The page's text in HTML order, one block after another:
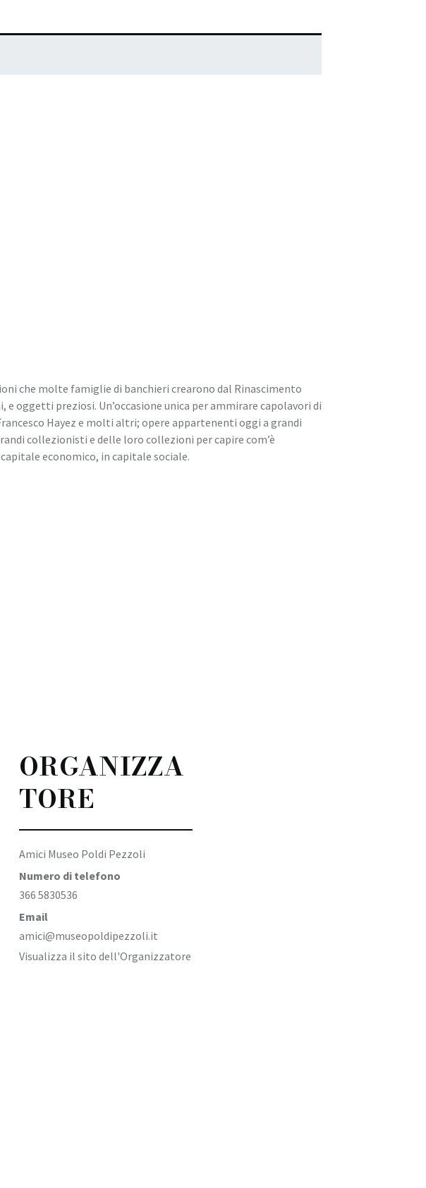
che molte famiglie di banchieri crearono dal Rinascimento
oggetti preziosi. Un’occasione unica per ammirare capolavori di
Hayez e molti altri; opere appartenenti oggi a grandi
collezionisti e delle loro collezioni per capire com’è
economico, in capitale sociale.
ORGANIZZA
TORE
Amici Museo Poldi Pezzoli
Numero di telefono
366 5830536
Email
amici@museopoldipezzoli.it
Visualizza il sito dell'Organizzatore